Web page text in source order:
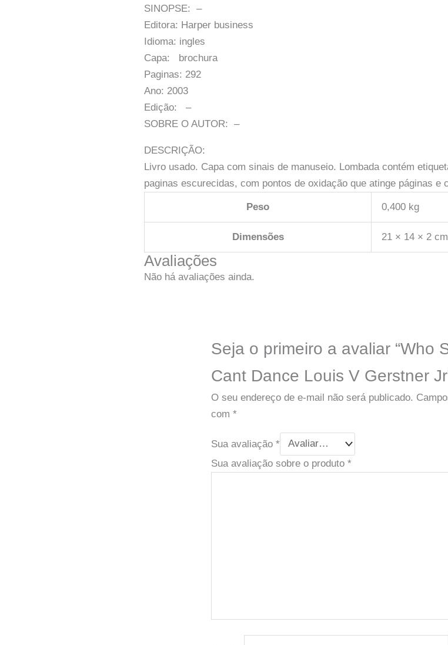
SINOPSE: –
Editora: Harper business
Idioma: ingles
Capa: brochura
Paginas: 292
Ano: 2003
Edição: –
SOBRE O AUTOR: –
DESCRIÇÃO:
Livro usado. Capa com sinais de manuseio. Lombada contém
paginas escurecidas, com pontos de oxidação que atinge páginas e
Peso 0,400 kg
Dimensões 21 × 14 × 2 cm
Avaliações
Não há avaliações ainda.
Seja o primeiro a avaliar “Who
Cant Dance Louis V Gerstner
O seu endereço de e-mail não será publicado.
com *
Sua avaliação *
Sua avaliação sobre o produto *